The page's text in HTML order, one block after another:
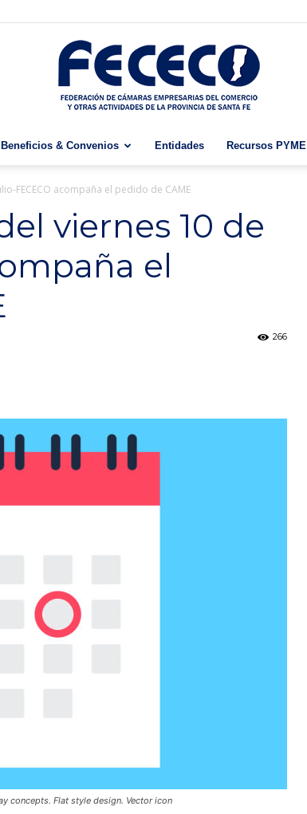
Beneficios & Convenios Entidades Recursos PYME
FECECO acompaña el pedido de CAME
viernes 10 de
el
266
concepts. Flat style design. Vector icon